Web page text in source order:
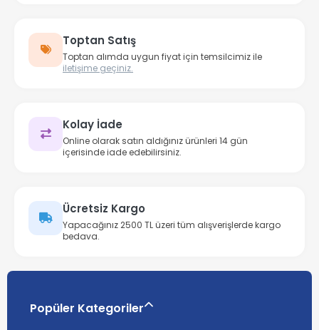
Toptan Satış
Toptan alımda uygun fiyat için temsilcimiz ile
iletişime geçiniz.
Kolay İade
Online olarak satın aldığınız ürünleri 14 gün
içerisinde iade edebilirsiniz.
Ücretsiz Kargo
Yapacağınız 2500 TL üzeri tüm alışverişlerde kargo
bedava.
Popüler Kategoriler